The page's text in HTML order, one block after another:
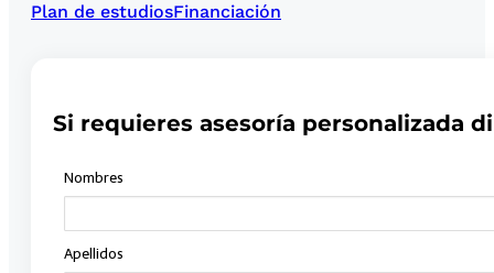
Plan de estudiosFinanciación
Si requieres asesoría personalizada